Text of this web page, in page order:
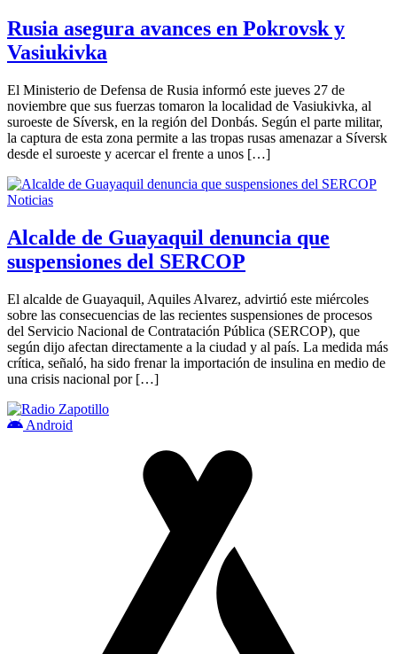
Rusia asegura avances en Pokrovsk y
Vasiukivka
El Ministerio de Defensa de Rusia informó este jueves 27 de
noviembre que sus fuerzas tomaron la localidad de Vasiukivka, al
suroeste de Síversk, en la región del Donbás. Según el parte militar,
la captura de esta zona permite a las tropas rusas amenazar a Síversk
desde el suroeste y acercar el frente a unos […]
Noticias
Alcalde de Guayaquil denuncia que
suspensiones del SERCOP
El alcalde de Guayaquil, Aquiles Alvarez, advirtió este miércoles
sobre las consecuencias de las recientes suspensiones de procesos
del Servicio Nacional de Contratación Pública (SERCOP), que
según dijo afectan directamente a la ciudad y al país. La medida más
crítica, señaló, ha sido frenar la importación de insulina en medio de
una crisis nacional por […]
Android